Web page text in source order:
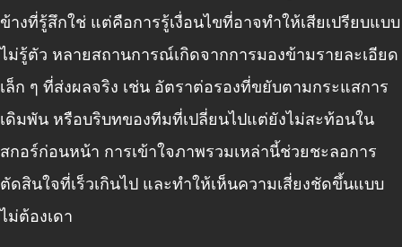
ข้างที่รู้สึกใช่ แต่คือการรู้เงื่อนไขที่อาจทำให้เสียเปรียบแบบ
ไม่รู้ตัว หลายสถานการณ์เกิดจากการมองข้ามรายละเอียด
เล็ก ๆ ที่ส่งผลจริง เช่น อัตราต่อรองที่ขยับตามกระแสการ
เดิมพัน หรือบริบทของทีมที่เปลี่ยนไปแต่ยังไม่สะท้อนใน
สกอร์ก่อนหน้า การเข้าใจภาพรวมเหล่านี้ช่วยชะลอการ
ตัดสินใจที่เร็วเกินไป และทำให้เห็นความเสี่ยงชัดขึ้นแบบ
ไม่ต้องเดา